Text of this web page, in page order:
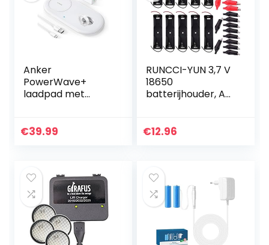
Anker
PowerWave+
laadpad met
gecertificeerd 2-
€39.99
RUNCCI-YUN 3,7 V
18650
batterijhouder, AA
kunststof
€12.96